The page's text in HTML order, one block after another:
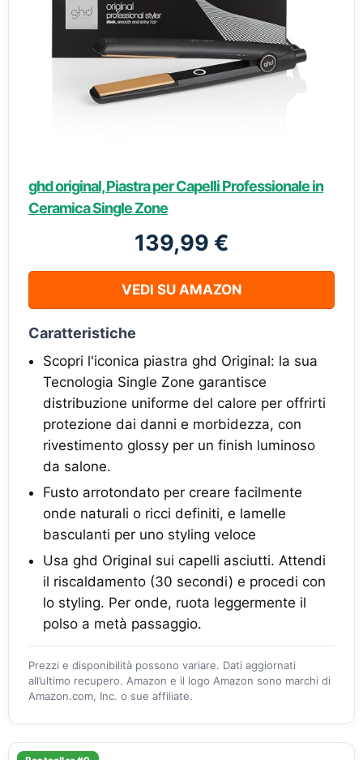
ghd original, Piastra per Capelli Professionale in
Ceramica Single Zone
139,99 €
VEDI SU AMAZON
Caratteristiche
Scopri l'iconica piastra ghd Original: la sua
Tecnologia Single Zone garantisce
distribuzione uniforme del calore per offrirti
protezione dai danni e morbidezza, con
rivestimento glossy per un finish luminoso
da salone.
Fusto arrotondato per creare facilmente
onde naturali o ricci definiti, e lamelle
basculanti per uno styling veloce
Usa ghd Original sui capelli asciutti. Attendi
il riscaldamento (30 secondi) e procedi con
lo styling. Per onde, ruota leggermente il
polso a metà passaggio.
Prezzi e disponibilità possono variare. Dati aggiornati
all’ultimo recupero. Amazon e il logo Amazon sono marchi di
Amazon.com, Inc. o sue affiliate.